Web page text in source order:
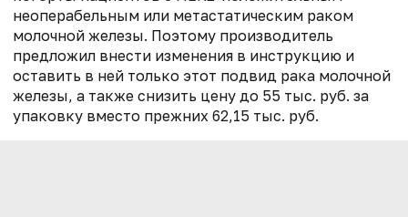
неоперабельным или метастатическим раком
молочной железы. Поэтому производитель
предложил внести изменения в инструкцию и
оставить в ней только этот подвид рака молочной
железы, а также снизить цену до 55 тыс. руб. за
упаковку вместо прежних 62,15 тыс. руб.